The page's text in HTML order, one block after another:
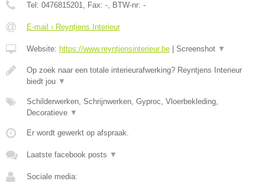
Tel: 0476815201, Fax: -, BTW-nr: -
E-mail › Reyntjens Interieur
Website: https://www.reyntjensinterieur.be Screenshot ▼
Op zoek naar een totale interieurafwerking? Reyntjens Interieur
biedt jou ▼
Schilderwerken, Schrijnwerken, Gyproc, Vloerbekleding,
Decoratieve ▼
Er wordt gewerkt op afspraak.
Laatste facebook posts ▼
Sociale media: